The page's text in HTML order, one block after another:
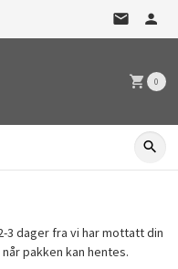
0
3 dager fra vi har mottatt din
pakken kan hentes.